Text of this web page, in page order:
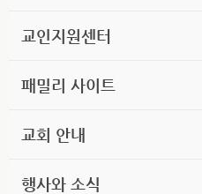
교인지원센터
패밀리 사이트
교회 안내
행사와 소식